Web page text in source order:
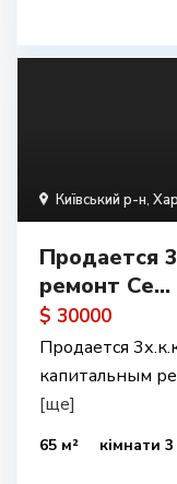
Київський р-н,
Продается
ремонт Се...
$ 30000
Продается
капитальным
[ще]
65 м² кімнати 3